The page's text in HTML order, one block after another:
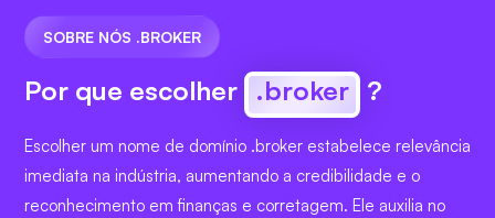
SOBRE NÓS .BROKER
Por que escolher .broker ?
Escolher um nome de domínio .broker estabelece relevância
imediata na indústria, aumentando a credibilidade e o
reconhecimento em finanças e corretagem. Ele auxilia no